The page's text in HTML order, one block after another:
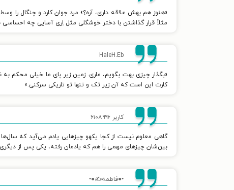
«هنوز هم بهش علاقه داری، آره؟» مرد جوان کارد و چنگال را
مثلاً قرار گذاشتن با دختر خوشگلی مثل اِری آسایی چه
HaleH.Eb
«بگذار چیزی بهت بگویم، ماری. زمین زیر پای ما خیلی محکم
کارت این است که آن زیر تک و تنها تو تاریکی سرکنی.»
کاربر ۶۱۰۸۹۹۶
گاهی معلوم نیست از کجا یکهو چیزهایی یادم می‌آید که
بین‌شان چیزهای مهمی را هم که یادمان رفته، یکی پس از
•●فاطمه✍●•